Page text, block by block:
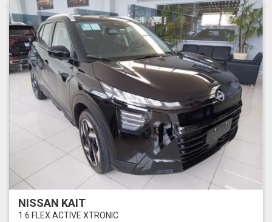
NISSAN KAIT
1.6 FLEX ACTIVE XTRONIC